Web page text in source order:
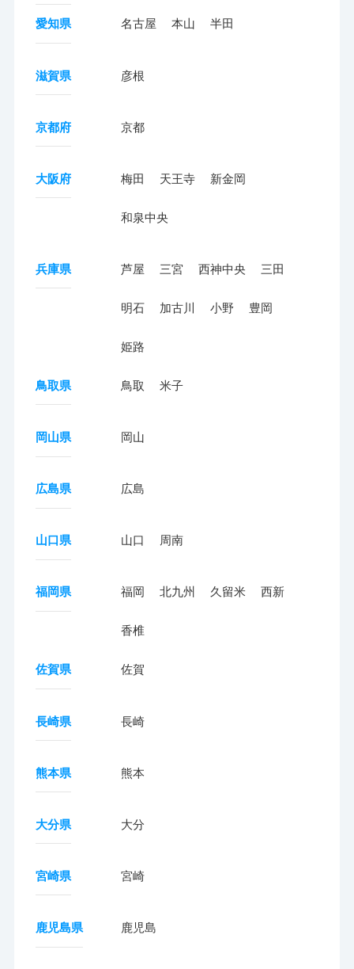
愛知県 名古屋 本山 半田
滋賀県 彦根
京都府 京都
大阪府 梅田 天王寺 新金岡
和泉中央
兵庫県 芦屋 三宮 西神中央 三田
明石 加古川 小野 豊岡
姫路
鳥取県 鳥取 米子
岡山県 岡山
広島県 広島
山口県 山口 周南
福岡県 福岡 北九州 久留米 西新
香椎
佐賀県 佐賀
長崎県 長崎
熊本県 熊本
大分県 大分
宮崎県 宮崎
鹿児島県 鹿児島